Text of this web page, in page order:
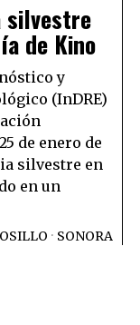
silvestre
de Kino
y
(InDRE)
de enero de
silvestre en
en un
· SONORA